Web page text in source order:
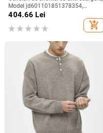
Model jd601101851378354,
Material Vinylon, Pentru adulți
404.66 Lei
add_shopping_cart